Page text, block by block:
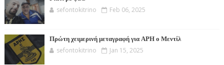
sefontokitrino Feb 06, 2025
Πρώτη χειμερινή μεταγραφή για ΑΡΗ ο Μεντίλ
sefontokitrino Jan 15, 2025